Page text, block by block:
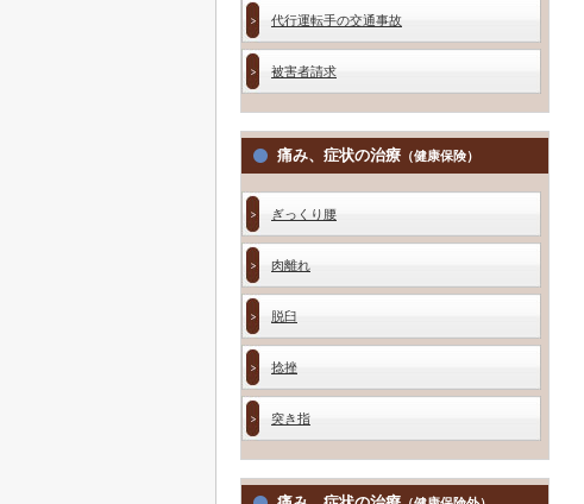
代行運転手の交通事故
被害者請求
痛み、症状の治療 （健康保険）
ぎっくり腰
肉離れ
脱臼
捻挫
突き指